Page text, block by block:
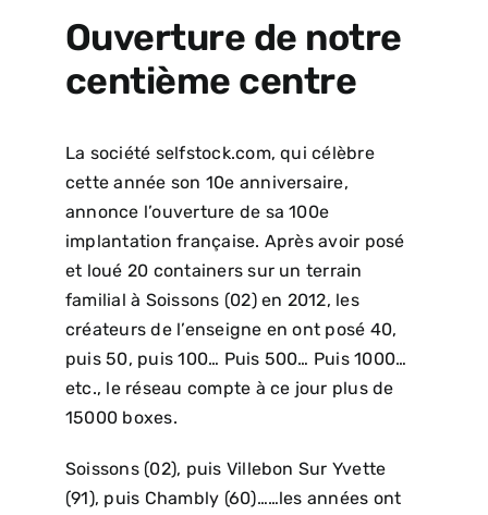
Ouverture de notre
centième centre
La société selfstock.com, qui célèbre
cette année son 10e anniversaire,
annonce l’ouverture de sa 100e
implantation française. Après avoir posé
et loué 20 containers sur un terrain
familial à Soissons (02) en 2012, les
créateurs de l’enseigne en ont posé 40,
puis 50, puis 100… Puis 500… Puis 1000…
etc., le réseau compte à ce jour plus de
15000 boxes.
Soissons (02), puis Villebon Sur Yvette
(91), puis Chambly (60)……les années ont